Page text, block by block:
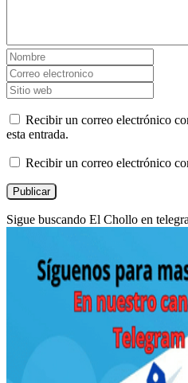
Recibir un correo electrónico
esta entrada.
Recibir un correo electrónico
Sigue buscando El Chollo en